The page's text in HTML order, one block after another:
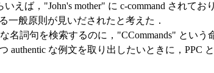
えば，"John's mother" に c-command されてお
一般原則が見いだされたと考えた．
名詞句を検索するのに，"CCommands" とい
な例文を取り出したいときに，PPC と